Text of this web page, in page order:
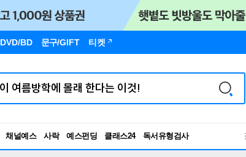
DVD/BD 문구/GIFT 티켓
채널예스 사락 예스펀딩 클래스24
독서유형검사
RBTI Lab